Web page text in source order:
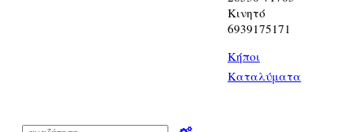
Κινητό
6939175171
Κήποι
Καταλύματα